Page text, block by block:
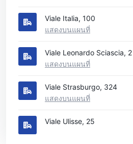
Viale Italia, 100
แสดงบนแผนที่
Viale Leonardo Sciascia, 2
แสดงบนแผนที่
Viale Strasburgo, 324
แสดงบนแผนที่
Viale Ulisse, 25